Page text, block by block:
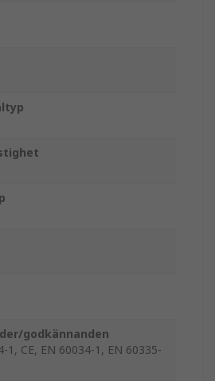
godkännanden
1, CE, EN 60034-1, EN 60335-